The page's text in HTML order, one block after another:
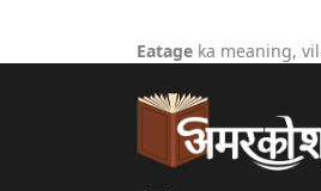
Eatage ka meaning,